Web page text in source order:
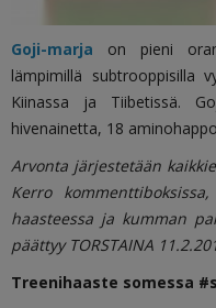
Goji-marja on pieni
lämpimillä subtrooppisilla
Kiinassa ja Tiibetissä.
hivenainetta, 18
Arvonta järjestetään
Kerro
haasteessa ja kumman
päättyy TORSTAINA
Treenihaaste somessa